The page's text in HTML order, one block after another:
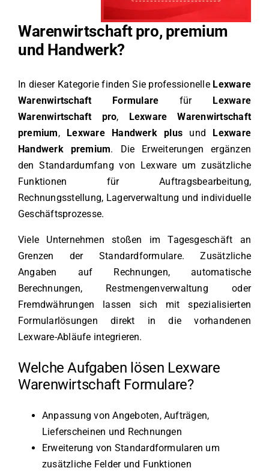
Warenwirtschaft pro, premium
und Handwerk?
In dieser Kategorie finden Sie professionelle Lexware
Warenwirtschaft Formulare für
Lexware
Warenwirtschaft pro,
Lexware Warenwirtschaft
premium, Lexware Handwerk plus und
Lexware
Handwerk premium. Die Erweiterungen ergänzen
den Standardumfang von Lexware um zusätzliche
Funktionen für Auftragsbearbeitung,
Rechnungsstellung, Lagerverwaltung und individuelle
Geschäftsprozesse.
Viele Unternehmen stoßen im Tagesgeschäft an
Grenzen der Standardformulare. Zusätzliche
Angaben auf Rechnungen, automatische
Berechnungen, Restmengenverwaltung oder
Fremdwährungen lassen sich mit spezialisierten
Formularlösungen direkt in die vorhandenen
Lexware-Abläufe integrieren.
Welche Aufgaben lösen Lexware
Warenwirtschaft Formulare?
Anpassung von Angeboten, Aufträgen,
Lieferscheinen und Rechnungen
Erweiterung von Standardformularen um
zusätzliche Felder und Funktionen